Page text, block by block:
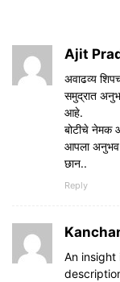
Ajit
अवाढव्य
समुद्रात
आहे.
बोटीचे नेमक
आपला
छान..
Reply
An insight